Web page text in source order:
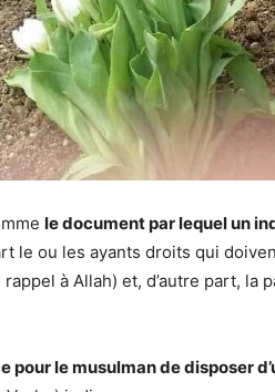
le document par lequel un
le ou les ayants droits qui
à Allah) et, d’autre part, la
pour le musulman de disposer